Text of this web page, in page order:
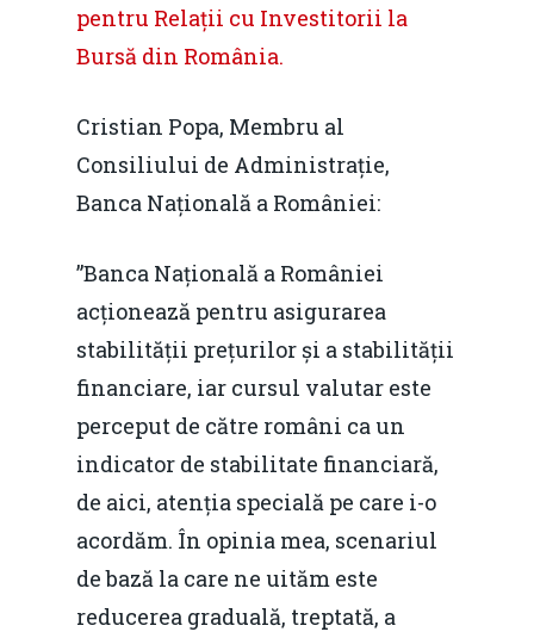
pentru Relații cu Investitorii la
Bursă din România.
Cristian Popa, Membru al
Consiliului de Administrație,
Banca Națională a României:
”Banca Națională a României
acționează pentru asigurarea
stabilității prețurilor și a stabilității
financiare, iar cursul valutar este
perceput de către români ca un
indicator de stabilitate financiară,
de aici, atenția specială pe care i-o
acordăm. În opinia mea, scenariul
de bază la care ne uităm este
reducerea graduală, treptată, a